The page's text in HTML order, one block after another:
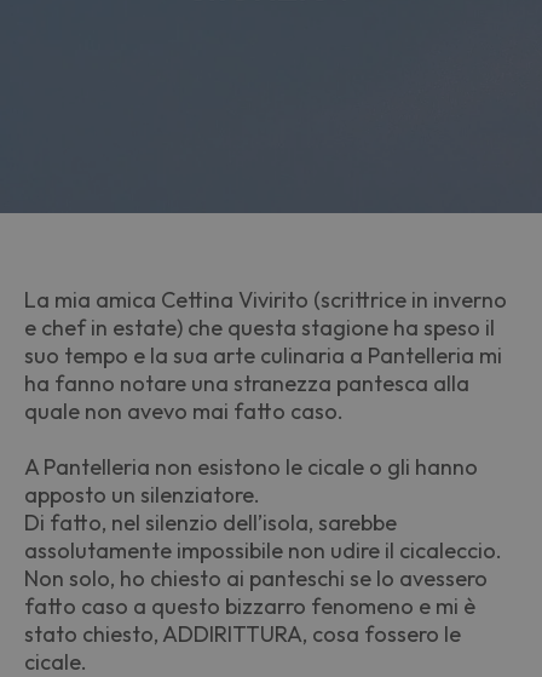
La mia amica Cettina Vivirito (scrittrice in inverno
e chef in estate) che questa stagione ha speso il
suo tempo e la sua arte culinaria a Pantelleria mi
ha fanno notare una stranezza pantesca alla
quale non avevo mai fatto caso.
A Pantelleria non esistono le cicale o gli hanno
apposto un silenziatore.
Di fatto, nel silenzio dell’isola, sarebbe
assolutamente impossibile non udire il cicaleccio.
Non solo, ho chiesto ai panteschi se lo avessero
fatto caso a questo bizzarro fenomeno e mi è
stato chiesto, ADDIRITTURA, cosa fossero le
cicale.